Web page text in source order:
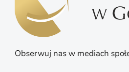
Obserwuj nas w mediach